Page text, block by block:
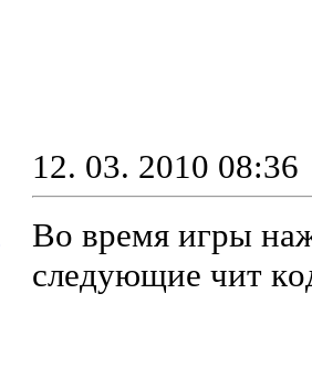
12. 03. 2010 08:36
Во время игры
следующие чит